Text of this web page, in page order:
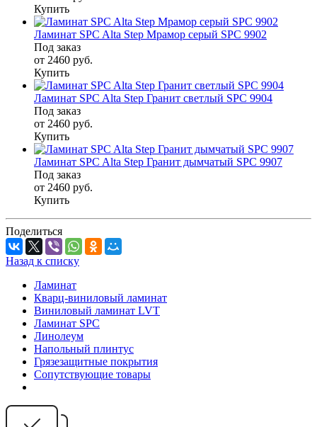
Купить
Ламинат SPC Alta Step Мрамор серый SPC 9902
Под заказ
от 2460 руб.
Купить
Ламинат SPC Alta Step Гранит светлый SPC 9904
Под заказ
от 2460 руб.
Купить
Ламинат SPC Alta Step Гранит дымчатый SPC 9907
Под заказ
от 2460 руб.
Купить
Поделиться
Назад к списку
Ламинат
Кварц-виниловый ламинат
Виниловый ламинат LVT
Ламинат SPC
Линолеум
Напольный плинтус
Грязезащитные покрытия
Сопутствующие товары